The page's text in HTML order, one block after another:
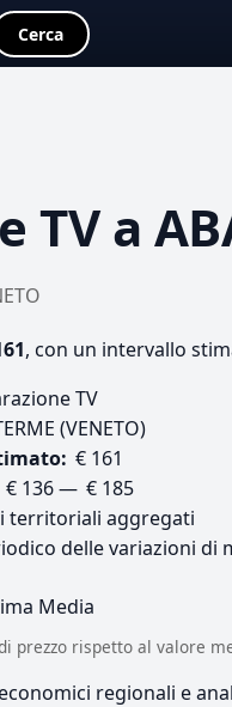
Cerca
TVa
, con un intervallo
TV
(VENETO)
€ 161
€ 136 — € 185
territoriali aggregati
delle variazioni di
Media
prezzo rispetto al valore
regionali e